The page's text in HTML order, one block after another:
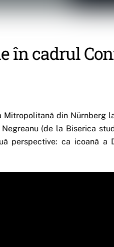
în cadrul
din Nürnberg
(de la Biserica
perspective: ca icoană a